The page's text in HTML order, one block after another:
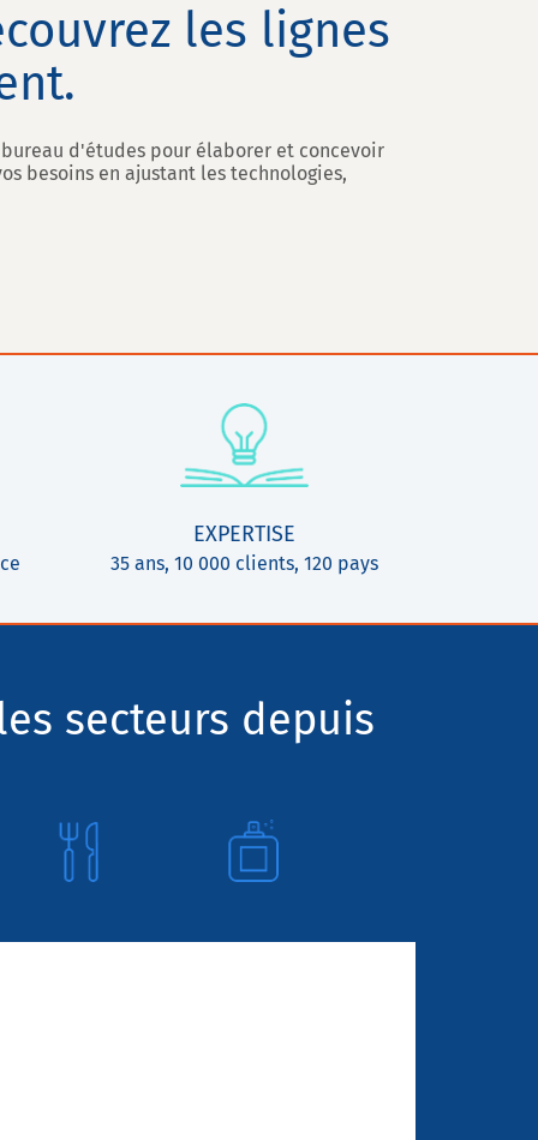
les lignes
d'études pour élaborer et concevoir
besoins en ajustant les technologies,
EXPERTISE
35 ans, 10 000 clients, 120 pays
secteurs depuis